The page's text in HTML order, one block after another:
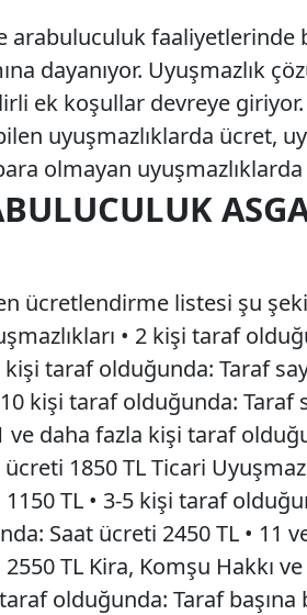
arabuluculuk faaliyetlerinde
dayanıyor. Uyuşmazlık
ek koşullar devreye
uyuşmazlıklarda ücret,
olmayan
ücretlendirme listesi şu
• 2 kişi taraf
kişi taraf olduğunda: Taraf
kişi taraf olduğunda: Taraf
ve daha fazla kişi taraf
1850 TL Ticari
TL • 3-5 kişi taraf
Saat ücreti 2450 TL • 11
TL Kira, Komşu Hakkı
olduğunda: Taraf